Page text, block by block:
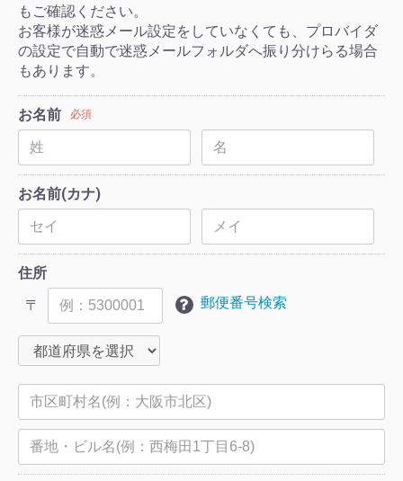
もご確認ください。
お客様が迷惑メール設定をしていなくても、プロバイダ
の設定で自動で迷惑メールフォルダへ振り分けらる場合
もあります。
お名前 必須
お名前(カナ)
住所
〒
郵便番号検索